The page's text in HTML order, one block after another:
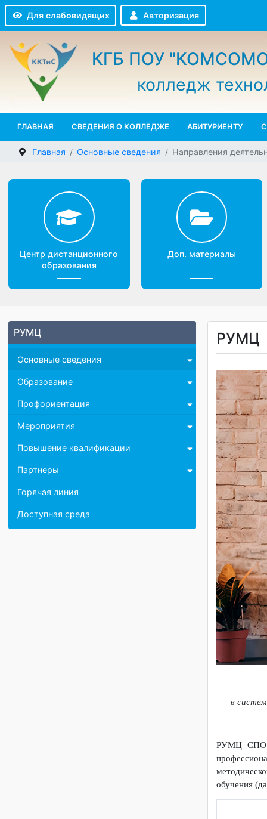
Для слабовидящих Авторизация
КГБ ПОУ
колледж
СВЕДЕНИЯ О КОЛЛЕДЖЕ
Основные сведения Направления
Центр дистанционного
образования
Основные сведения
Образование
Профориентация
Мероприятия
Повышение квалификации
Партнеры
Горячая линия
РУМЦ